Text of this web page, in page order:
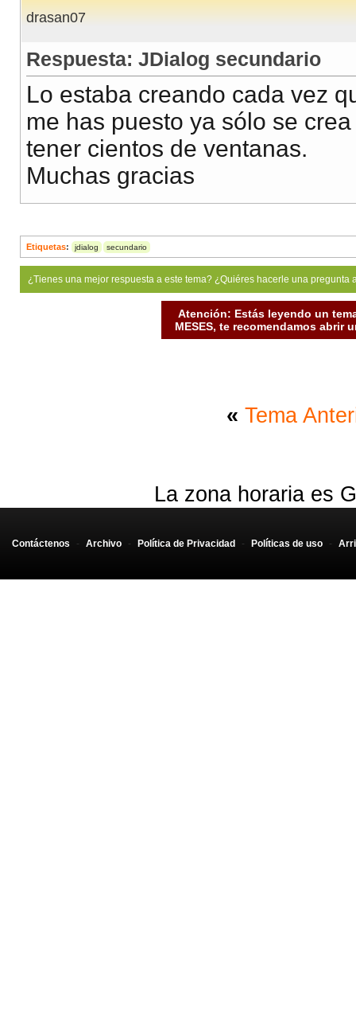
drasan07
Respuesta: JDialog secundario
Lo estaba creando cada vez
me has puesto ya sólo se
tener cientos de ventanas.
Muchas gracias
Etiquetas: jdialog secundario
¿Tienes una mejor respuesta a este tema? ¿Quiéres hacerle una
Atención: Estás leyendo un
MESES, te recomendamos abrir
« Tema
La zona horaria es
Contáctenos - Archivo - Política de Privacidad - Políticas de uso -